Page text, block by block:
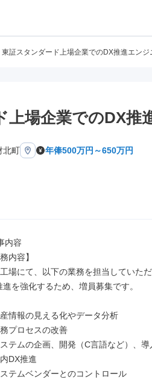
東証スタンダード上場企業でのDX推進エンジ
上場企業でのDX推
北町 年俸500万円～650万円
内容
内容】
場にて、以下の業務を担当していただ
進を強化するため、増員募集です。
産情報の見える化やデータ分析
務プロセスの改善
ステムの企画、開発（C言語など）、
内DX推進
ステムベンダーとのコントロール